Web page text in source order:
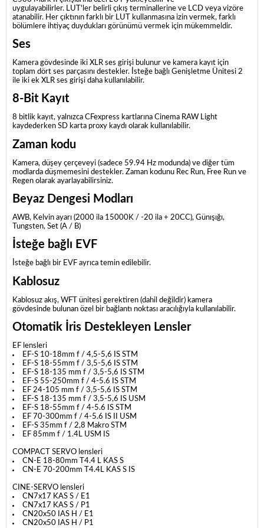
uygulayabilirler. LUT'ler belirli çıkış terminallerine ve LCD veya vizöre
atanabilir. Her çıktının farklı bir LUT kullanmasına izin vermek, farklı
bölümlere ihtiyaç duydukları görünümü vermek için mükemmeldir.
Ses
Kamera gövdesinde iki XLR ses girişi bulunur ve kamera kayıt için
toplam dört ses parçasını destekler. İsteğe bağlı Genişletme Ünitesi 2
ile iki ek XLR ses girişi daha kullanılabilir.
8-Bit Kayıt
8 bitlik kayıt, yalnızca CFexpress kartlarına Cinema RAW Light
kaydederken SD karta proxy kaydı olarak kullanılabilir.
Zaman kodu
Kamera, düşey çerçeveyi (sadece 59.94 Hz modunda) ve diğer tüm
modlarda düşmemesini destekler. Zaman kodunu Rec Run, Free Run ve
Regen olarak ayarlayabilirsiniz.
Beyaz Dengesi Modları
AWB, Kelvin ayarı (2000 ila 15000K / -20 ila + 20CC), Günışığı,
Tungsten, Set (A / B)
İsteğe bağlı EVF
İsteğe bağlı bir EVF ayrıca temin edilebilir.
Kablosuz
Kablosuz akış, WFT ünitesi gerektiren (dahil değildir) kamera
gövdesinde bulunan özel bir bağlantı noktası aracılığıyla kullanılabilir.
Otomatik İris Destekleyen Lensler
EF lensleri
EF-S 10-18mm f / 4,5-5,6 IS STM
EF-S 18-55mm f / 3,5-5,6 IS STM
EF-S 18-135 mm f / 3,5-5,6 IS STM
EF-S 55-250mm f / 4-5.6 IS STM
EF 24-105 mm f / 3,5-5,6 IS STM
EF-S 18-135 mm f / 3,5-5,6 IS USM
EF-S 18-55mm f / 4-5.6 IS STM
EF 70-300mm f / 4-5.6 IS II USM
EF-S 35mm f / 2,8 Makro STM
EF 85mm f / 1.4L USM IS
COMPACT SERVO lensleri
CN-E 18-80mm T4.4 L KAS S
CN-E 70-200mm T4.4L KAS S IS
CINE-SERVO lensleri
CN7x17 KAS S / E1
CN7x17 KAS S / P1
CN20x50 IAS H / E1
CN20x50 IAS H / P1